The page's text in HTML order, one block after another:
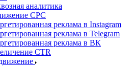
аналитика
CPC
реклама в Instagram
реклама в Telegram
реклама в ВК
CTR